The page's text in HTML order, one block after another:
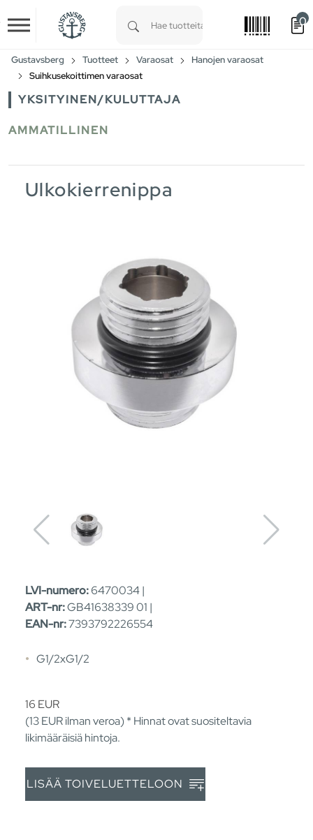
Skip to main content
0
Gustavsberg Tuotteet Varaosat
Hanojen varaosat
Suihkusekoittimen varaosat
YKSITYINEN/KULUTTAJA
AMMATILLINEN
Ulkokierrenippa
LVI-numero:6470034 |
ART-nr:GB41638339 01 |
EAN-nr:7393792226554
G1/2xG1/2
16 EUR
(13EURilman veroa) * Hinnat ovat suositeltavia
likimääräisiä hintoja.
LISÄÄ TOIVELUETTELOON